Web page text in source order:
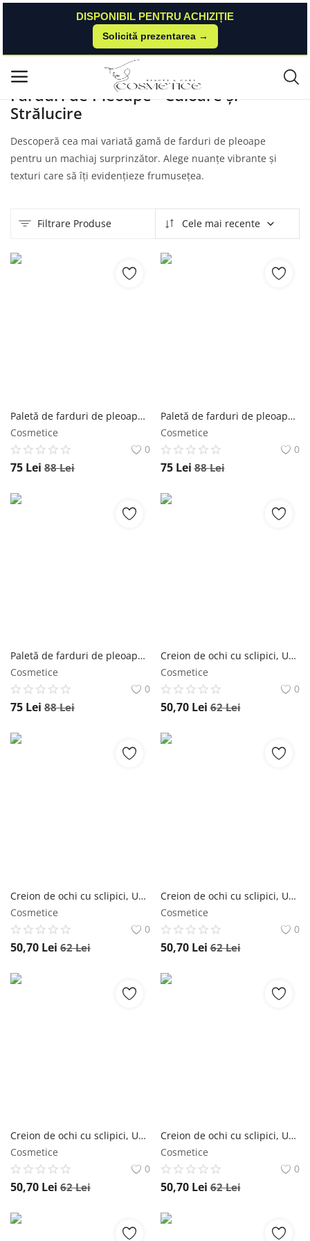
DISPONIBIL PENTRU ACHIZIȚIE
Solicită prezentarea →
Meniu principal
Categorii
Acasă
Contact
Fard De Pleoape
Farduri de Pleoape - Culoare și
Strălucire
Descoperă cea mai variată gamă de farduri de pleoape
pentru un machiaj surprinzător. Alege nuanțe vibrante și
texturi care să îți evidențieze frumusețea.
Filtrare Produse Cele mai recente
Paletă de farduri de pleoape, Peripera, Ink Pocket Shadow Palette, 6g - #03 Autumn peripera
Cosmetice
0
75 Lei 88Lei
Paletă de farduri de pleoape, Peripera, Ink Pocket Shadow Palette, 6g - #02 Cool peripera
Cosmetice
0
75 Lei 88Lei
Paletă de farduri de pleoape, Peripera, Ink Pocket Shadow Palette, 6g - #01 Fancy peripera
Cosmetice
0
75 Lei 88Lei
Creion de ochi cu sclipici, Unleashia, Pretty Easy Glitter Stick, 2g - No.1 unleashia
Cosmetice
0
50,70 Lei 62Lei
Creion de ochi cu sclipici, Unleashia, Pretty Easy Glitter Stick, 2g - No.8 unleashia
Cosmetice
0
50,70 Lei 62Lei
Creion de ochi cu sclipici, Unleashia, Pretty Easy Glitter Stick, 2g - No.7 unleashia
Cosmetice
0
50,70 Lei 62Lei
Creion de ochi cu sclipici, Unleashia, Pretty Easy Glitter Stick, 2g - No.6 unleashia
Cosmetice
0
50,70 Lei 62Lei
Creion de ochi cu sclipici, Unleashia, Pretty Easy Glitter Stick, 2g - No.5 unleashia
Cosmetice
0
50,70 Lei 62Lei